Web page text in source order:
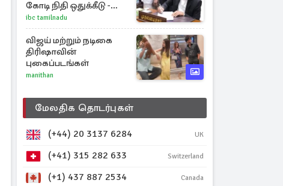
கோடி நிதி ஒதுக்கீடு -
வெளியான அரசாணை
ibc tamilnadu
விஜய் மற்றும் நடிகை
திரிஷாவின்
புகைப்படங்கள்
manithan
மேலதிக தொடர்புகள்
(+44) 20 3137 6284 UK
(+41) 315 282 633 Switzerland
(+1) 437 887 2534 Canada